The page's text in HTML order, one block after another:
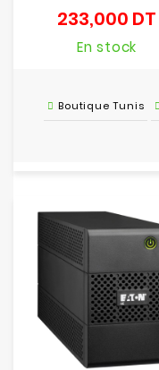
233,000 DT
En stock
Boutique Tunis